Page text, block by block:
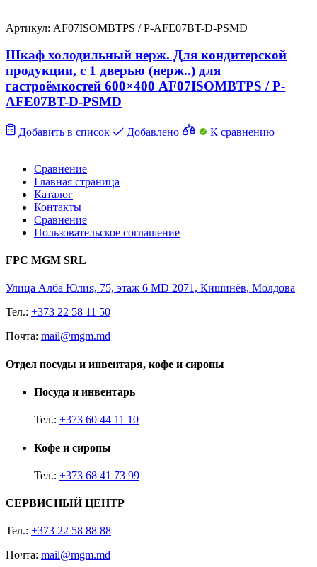
Артикул: AF07ISOMBTPS / P-AFE07BT-D-PSMD
Шкаф холодильный нерж. Для кондитерской
продукции, с 1 дверью (нерж..) для
гастроёмкостей 600×400 AF07ISOMBTPS / P-
AFE07BT-D-PSMD
Добавить в список Добавлено К сравнению
Сравнение
Главная страница
Каталог
Контакты
Сравнение
Пользовательское соглашение
FPC MGM SRL
Улица Алба Юлия, 75, этаж 6 MD 2071, Кишинёв, Молдова
Тел.: +373 22 58 11 50
Почта: mail@mgm.md
Отдел посуды и инвентаря, кофе и сиропы
Посуда и инвентарь
Тел.: +373 60 44 11 10
Кофе и сиропы
Тел.: +373 68 41 73 99
СЕРВИСНЫЙ ЦЕНТР
Тел.: +373 22 58 88 88
Почта: mail@mgm.md